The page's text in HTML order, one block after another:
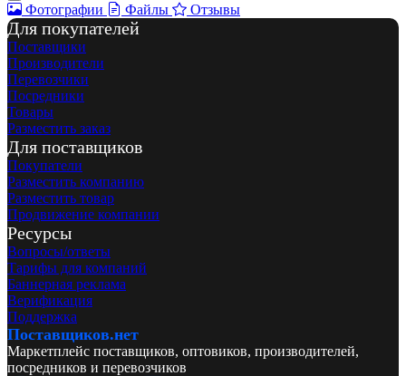
Фотографии Файлы Отзывы
Для покупателей
Поставщики
Производители
Перевозчики
Посредники
Товары
Разместить заказ
Для поставщиков
Покупатели
Разместить компанию
Разместить товар
Продвижение компании
Ресурсы
Вопросы/ответы
Тарифы для компаний
Баннерная реклама
Верификация
Поддержка
Поставщиков.нет
Маркетплейс поставщиков, оптовиков, производителей,
посредников и перевозчиков